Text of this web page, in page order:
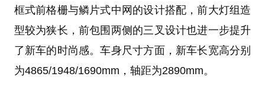
框式前格栅与鳞片式中网的设计搭配，前大灯组造
型较为狭长，前包围两侧的三叉设计也进一步提升
了新车的时尚感。车身尺寸方面，新车长宽高分别
为4865/1948/1690mm，轴距为2890mm。